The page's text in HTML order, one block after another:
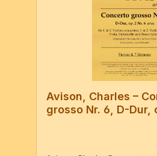
Avison, Charles –
grosso Nr. 6, D-Dur,